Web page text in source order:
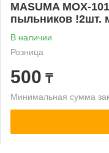
MASUMA MOX-
пыльников !2шт.
В наличии
Розница
500 ₸
Минимальная сумма